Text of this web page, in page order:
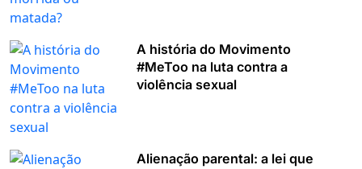
A história do Movimento
#MeToo na luta contra a
violência sexual
Alienação parental: a lei que